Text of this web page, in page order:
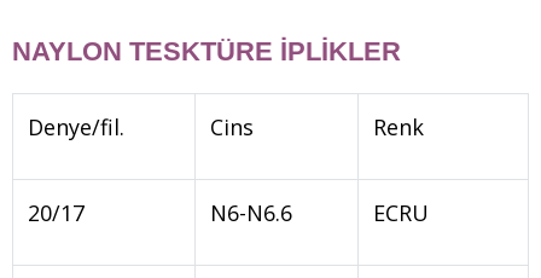
NAYLON TESKTÜRE İPLİKLER
Denye/fil. Cins Renk
20/17 N6-N6.6 ECRU